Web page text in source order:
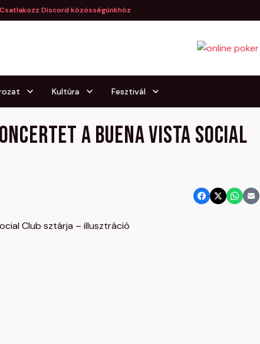
Csatlakozz Discord közösségünkhöz
Kultúra Fesztivál
a Buena Vista Social